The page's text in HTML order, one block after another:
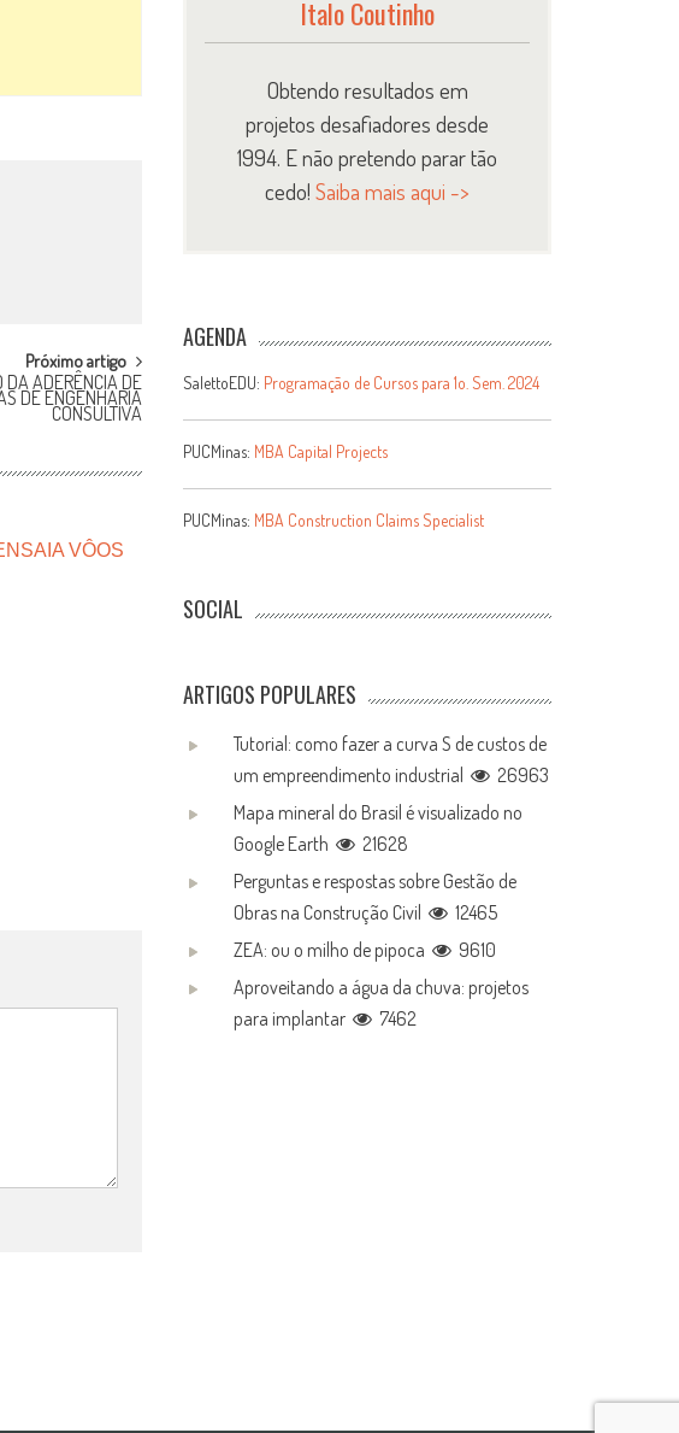
Próximo artigo
ADERÊNCIA DE
DE ENGENHARIA
CONSULTIVA
VÔOS
Italo Coutinho
Obtendo resultados em
projetos desafiadores desde
1994. E não pretendo parar tão
cedo!Saiba mais aqui ->
AGENDA
SalettoEDU: Programação de Cursos para 1o. Sem. 2024
PUCMinas: MBA Capital Projects
PUCMinas: MBA Construction Claims Specialist
SOCIAL
ARTIGOS POPULARES
Tutorial: como fazer a curva S de custos de
um empreendimento industrial
26963
Mapa mineral do Brasil é visualizado no
Google Earth
21628
Perguntas e respostas sobre Gestão de
Obras na Construção Civil
12465
ZEA: ou o milho de pipoca
9610
Aproveitando a água da chuva: projetos
para implantar
7462